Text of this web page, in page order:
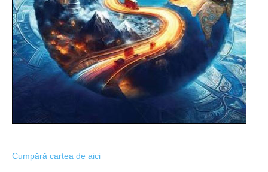
Cumpără cartea de aici